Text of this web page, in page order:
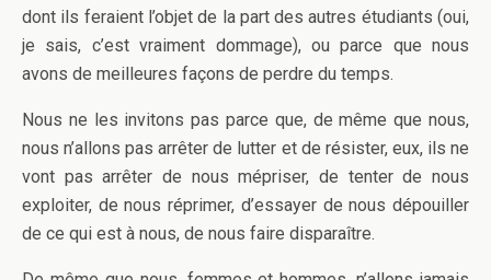
dont ils feraient l’objet de la part des autres étudiants (oui,
je sais, c’est vraiment dommage), ou parce que nous
avons de meilleures façons de perdre du temps.
Nous ne les invitons pas parce que, de même que nous,
nous n’allons pas arrêter de lutter et de résister, eux, ils ne
vont pas arrêter de nous mépriser, de tenter de nous
exploiter, de nous réprimer, d’essayer de nous dépouiller
de ce qui est à nous, de nous faire disparaître.